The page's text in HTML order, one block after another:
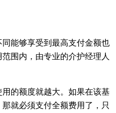
能够享受到最高支付金额也
围内，由专业的介护经理人
的额度就越大。如果在该基
就必须支付全额费用了，只